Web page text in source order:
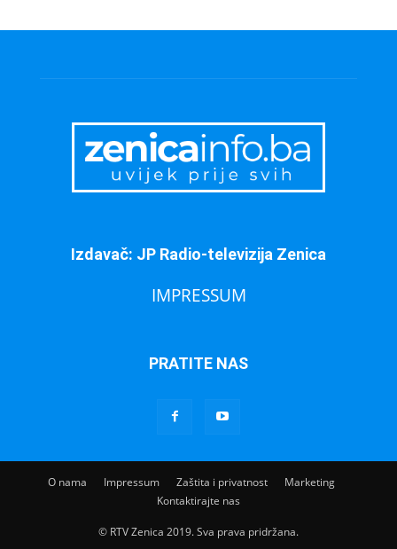
Izdavač: JP Radio-televizija Zenica
IMPRESSUM
PRATITE NAS
O nama Impressum Zaštita i privatnost
Marketing
Kontaktirajte nas
© RTV Zenica 2019. Sva prava pridržana.